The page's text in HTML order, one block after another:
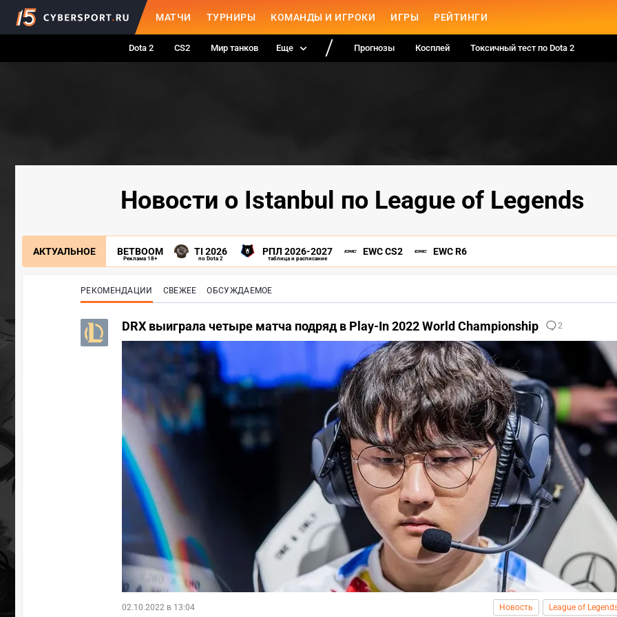
МАТЧИ ТУРНИРЫ КОМАНДЫ И ИГРОКИ ИГРЫ РЕЙТИНГИ
Dota 2 CS2 Мир танков Еще Прогнозы Косплей Токсичный тест по Dota 2
Новости о Istanbul по League of Legends
АКТУАЛЬНОЕ BETBOOM
Реклама 18+
TI 2026
по Dota 2
РПЛ 2026-2027
таблица и расписание
EWC CS2 EWC R6
РЕКОМЕНДАЦИИ СВЕЖЕЕ ОБСУЖДАЕМОЕ
DRX выиграла четыре матча подряд в Play-In 2022 World Championship 2
02.10.2022 в 13:04 Новость League of